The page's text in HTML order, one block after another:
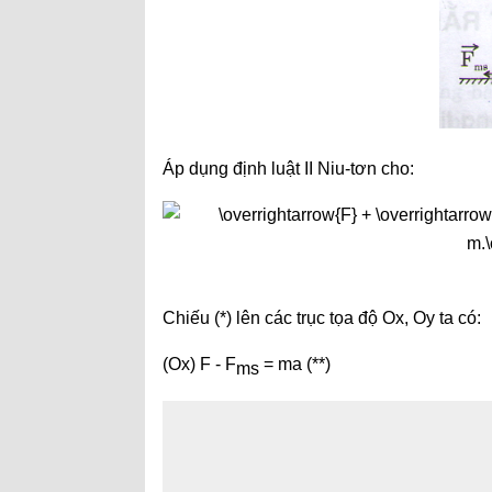
Áp dụng định luật II Niu-tơn cho:
Chiếu (*) lên các trục tọa độ Ox, Oy ta có:
(Ox) F - Fms = ma (**)